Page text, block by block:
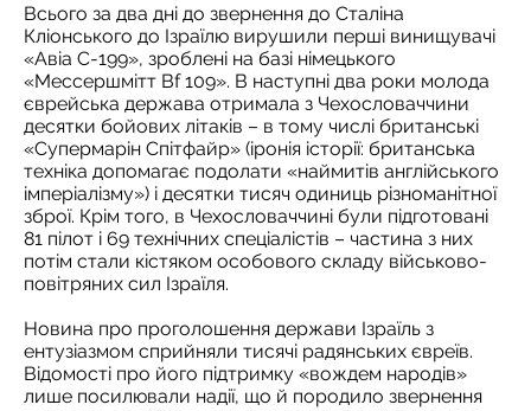
Всього за два дні до звернення до Сталіна
Кліонського до Ізраїлю вирушили перші винищувачі
«Авіа С-199», зроблені на базі німецького
«Мессершмітт Bf 109». В наступні два роки молода
єврейська держава отримала з Чехословаччини
десятки бойових літаків – в тому числі британські
«Супермарін Спітфайр» (іронія історії: британська
техніка допомагає подолати «наймитів англійського
імперіалізму») і десятки тисяч одиниць різноманітної
зброї. Крім того, в Чехословаччині були підготовані
81 пілот і 69 технічних спеціалістів – частина з них
потім стали кістяком особового складу військово-
повітряних сил Ізраїля.
Новина про проголошення держави Ізраїль з
ентузіазмом сприйняли тисячі радянських євреїв.
Відомості про його підтримку «вождем народів»
лише посилювали надії, що й породило звернення